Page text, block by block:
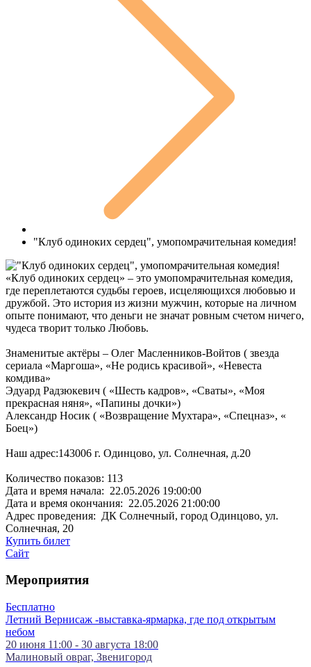
"Клуб одиноких сердец", умопомрачительная комедия!
«Клуб одиноких сердец» – это умопомрачительная комедия,
где переплетаются судьбы героев, исцеляющихся любовью и
дружбой. Это история из жизни мужчин, которые на личном
опыте понимают, что деньги не значат ровным счетом ничего,
чудеса творит только Любовь.
Знаменитые актёры – Олег Масленников-Войтов ( звезда
сериала «Маргоша», «Не родись красивой», «Невеста
комдива»
Эдуард Радзюкевич ( «Шесть кадров», «Сваты», «Моя
прекрасная няня», «Папины дочки»)
Александр Носик ( «Возвращение Мухтара», «Спецназ», «
Боец»)
Наш адрес:143006 г. Одинцово, ул. Солнечная, д.20
Количество показов: 113
Дата и время начала: 22.05.2026 19:00:00
Дата и время окончания: 22.05.2026 21:00:00
Адрес проведения: ДК Солнечный, город Одинцово, ул.
Солнечная, 20
Купить билет
Сайт
Мероприятия
-выставка-ярмарка, где под открытым
- 30 августа 18:00
овраг, Звенигород
01 июля